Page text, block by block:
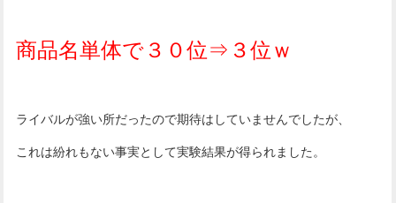
商品名単体で３０位⇒３位ｗ
ライバルが強い所だったので期待はしていませんでしたが、
これは紛れもない事実として実験結果が得られました。